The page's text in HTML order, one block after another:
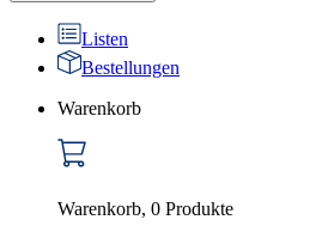
Listen
Bestellungen
Warenkorb
Warenkorb, 0 Produkte